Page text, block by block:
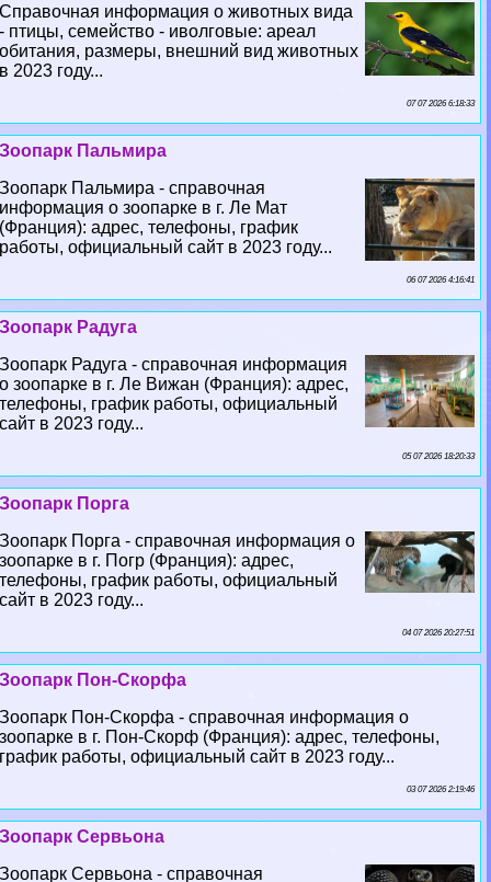
Справочная информация о животных вида
- птицы, семейство - иволговые: ареал
обитания, размеры, внешний вид животных
в 2023 году...
07 07 2026 6:18:33
Зоопарк Пальмира
Зоопарк Пальмира - справочная
информация о зоопарке в г. Ле Мат
(Франция): адрес, телефоны, график
работы, официальный сайт в 2023 году...
06 07 2026 4:16:41
Зоопарк Радуга
Зоопарк Радуга - справочная информация
о зоопарке в г. Ле Вижан (Франция): адрес,
телефоны, график работы, официальный
сайт в 2023 году...
05 07 2026 18:20:33
Зоопарк Порга
Зоопарк Порга - справочная информация о
зоопарке в г. Погр (Франция): адрес,
телефоны, график работы, официальный
сайт в 2023 году...
04 07 2026 20:27:51
Зоопарк Пон-Скорфа
Зоопарк Пон-Скорфа - справочная информация о
зоопарке в г. Пон-Скорф (Франция): адрес, телефоны,
график работы, официальный сайт в 2023 году...
03 07 2026 2:19:46
Зоопарк Сервьона
Зоопарк Сервьона - справочная